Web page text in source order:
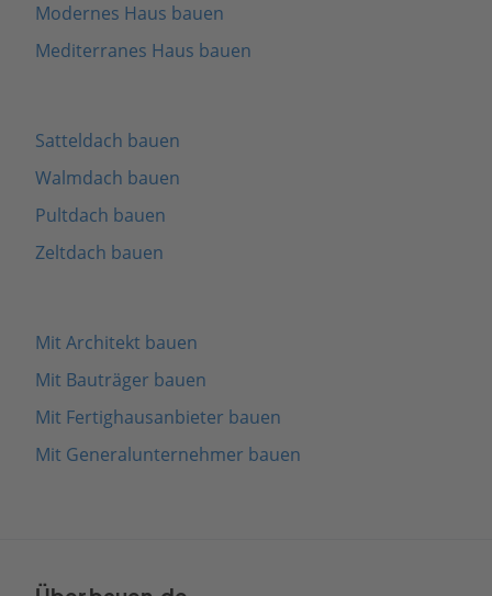
Modernes Haus bauen
Mediterranes Haus bauen
Satteldach bauen
Walmdach bauen
Pultdach bauen
Zeltdach bauen
Mit Architekt bauen
Mit Bauträger bauen
Mit Fertighausanbieter bauen
Mit Generalunternehmer bauen